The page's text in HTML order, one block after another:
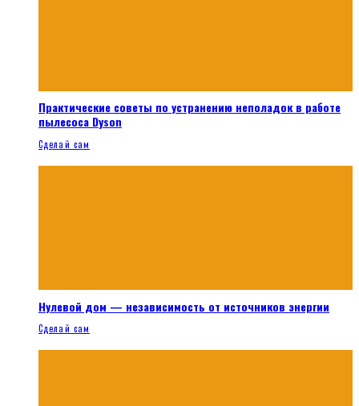
Практические советы по устранению неполадок в работе
пылесоса Dyson
Сделай сам
Нулевой дом — независимость от источников энергии
Сделай сам